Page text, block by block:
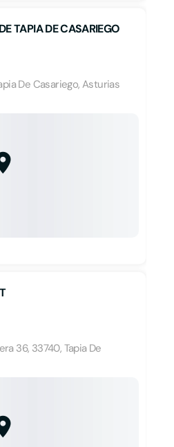
TAPIA DE CASARIEGO
De Casariego, Asturias
36, 33740, Tapia De